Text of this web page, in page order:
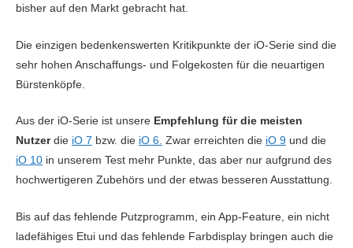
3D
Zahnflächenanalyse: Ja
Positionserkennung: Ja
sehr gut verarbeitet
Andruckkontrolle: Ja
App-Unterstützung: Ja
3D
Positionserkennung: Ja
sehr gut verarbeitet
Nein
gut
Nein
1.679 Bewertungen 17 Bewertungen 475
149.00€ |
»
39.90€ |
bisher auf den Markt gebracht hat.
Die einzigen bedenkenswerten Kritikpunkte der iO-Serie sind die
sehr hohen Anschaffungs- und Folgekosten für die neuartigen
Bürstenköpfe.
Aus der iO-Serie ist unsere Empfehlung für die meisten
Nutzerdie iO 7 bzw. die iO 6. Zwar erreichten die iO 9 und die
iO 10 in unserem Test mehr Punkte, das aber nur aufgrund des
hochwertigeren Zubehörs und der etwas besseren Ausstattung.
Bis auf das fehlende Putzprogramm, ein App-Feature, ein nicht
ladefähiges Etui und das fehlende Farbdisplay bringen auch die